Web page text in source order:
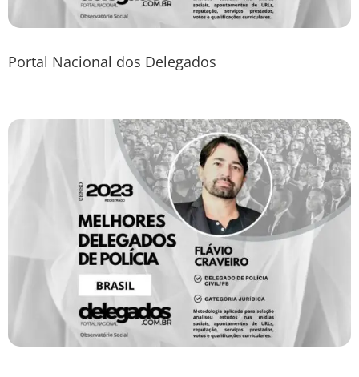
Portal Nacional dos Delegados